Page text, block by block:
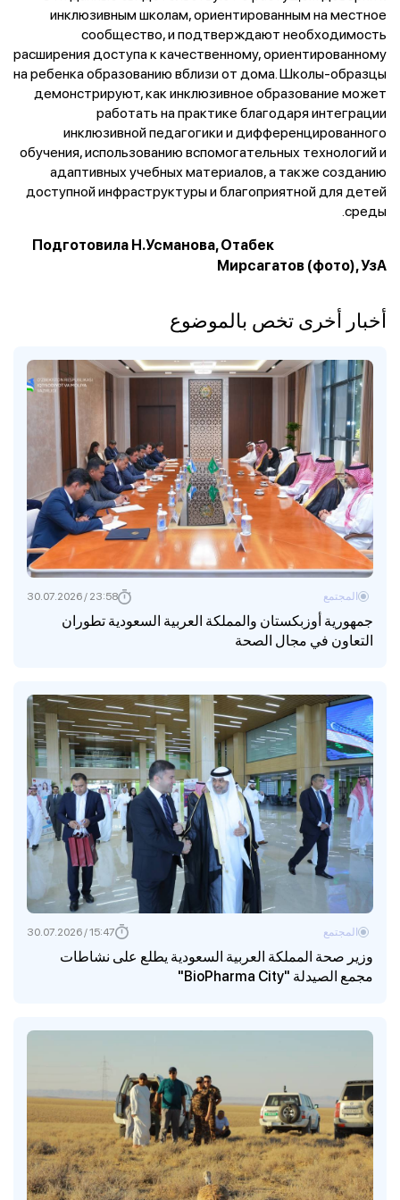
инклюзивным школам, ориентированным на местное
сообщество, и подтверждают необходимость
расширения доступа к качественному, ориентированному
на ребенка образованию вблизи от дома. Школы-образцы
демонстрируют, как инклюзивное образование может
работать на практике благодаря интеграции
инклюзивной педагогики и дифференцированного
обучения, использованию вспомогательных технологий и
адаптивных учебных материалов, а также созданию
доступной инфраструктуры и благоприятной для детей
среды.
Подготовила Н.Усманова, Отабек
Мирсагатов (фото), УзА
أخبار أخرى تخص بالموضوع
جمهورية أوزبكستان والمملكة العربية السعودية تطوران
التعاون في مجال الصحة
المجتمع 23:58 / 30.07.2026
وزير صحة المملكة العربية السعودية يطلع على نشاطات
مجمع الصيدلة "BioPharma City"
المجتمع 15:47 / 30.07.2026